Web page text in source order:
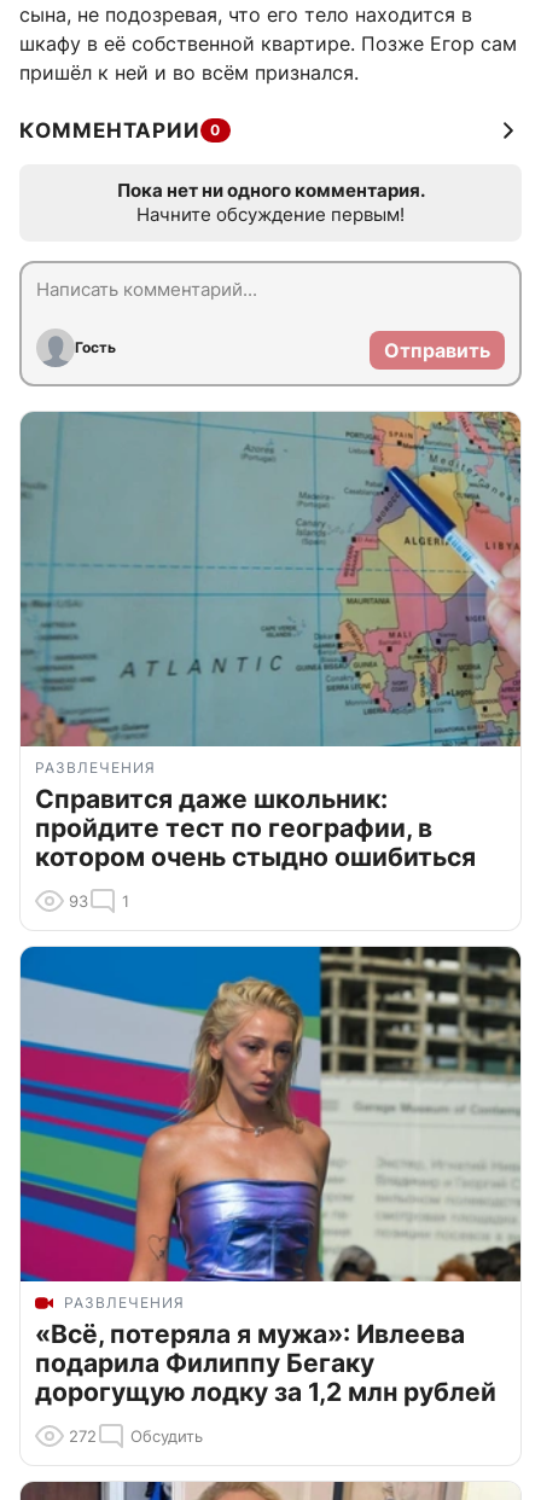
сына, не подозревая, что его тело находится в
шкафу в её собственной квартире. Позже Егор сам
пришёл к ней и во всём признался.
КОММЕНТАРИИ 0
Пока нет ни одного комментария.
Начните обсуждение первым!
Гость Отправить
РАЗВЛЕЧЕНИЯ
Справится даже школьник:
пройдите тест по географии, в
котором очень стыдно ошибиться
93 1
РАЗВЛЕЧЕНИЯ
«Всё, потеряла я мужа»: Ивлеева
подарила Филиппу Бегаку
дорогущую лодку за 1,2 млн рублей
272 Обсудить